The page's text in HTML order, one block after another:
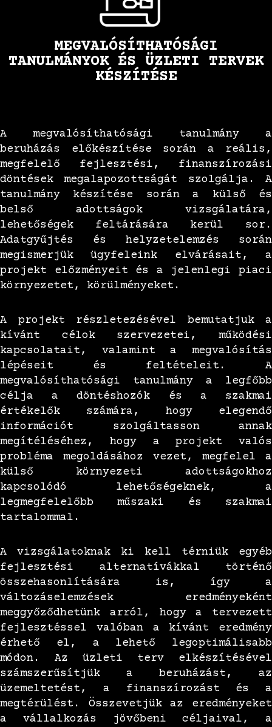
MEGVALÓSÍTHATÓSÁGI
TANULMÁNYOK ÉS ÜZLETI TERVEK
KÉSZÍTÉSE
A megvalósíthatósági tanulmány a
beruházás előkészítése során a reális,
megfelelő fejlesztési, finanszírozási
döntések megalapozottságát szolgálja. A
tanulmány készítése során a külső és
belső adottságok vizsgálatára,
lehetőségek feltárására kerül sor.
Adatgyűjtés és helyzetelemzés során
megismerjük ügyfeleink elvárásait, a
projekt előzményeit és a jelenlegi piaci
környezetet, körülményeket.
A projekt részletezésével bemutatjuk a
kívánt célok szervezetei, működési
kapcsolatait, valamint a megvalósítás
lépéseit és feltételeit. A
megvalósíthatósági tanulmány a legfőbb
célja a döntéshozók és a szakmai
értékelők számára, hogy elegendő
információt szolgáltasson annak
megítéléséhez, hogy a projekt valós
probléma megoldásához vezet, megfelel a
külső környezeti adottságokhoz
kapcsolódó lehetőségeknek, a
legmegfelelőbb műszaki és szakmai
tartalommal.
A vizsgálatoknak ki kell térniük egyéb
fejlesztési alternatívákkal történő
összehasonlítására is, így a
változáselemzések eredményeként
meggyőződhetünk arról, hogy a tervezett
fejlesztéssel valóban a kívánt eredmény
érhető el, a lehető legoptimálisabb
módon. Az üzleti terv elkészítésével
számszerűsítjük a beruházást, az
üzemeltetést, a finanszírozást és a
megtérülést. Összevetjük az eredményeket
a vállalkozás jövőbeni céljaival, a